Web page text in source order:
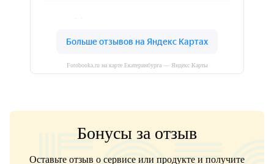
Fotobooka.ru на карте Екатеринбурга — Яндекс Карты
Бонусы за отзыв
Оставьте отзыв о сервисе или продукте и получите